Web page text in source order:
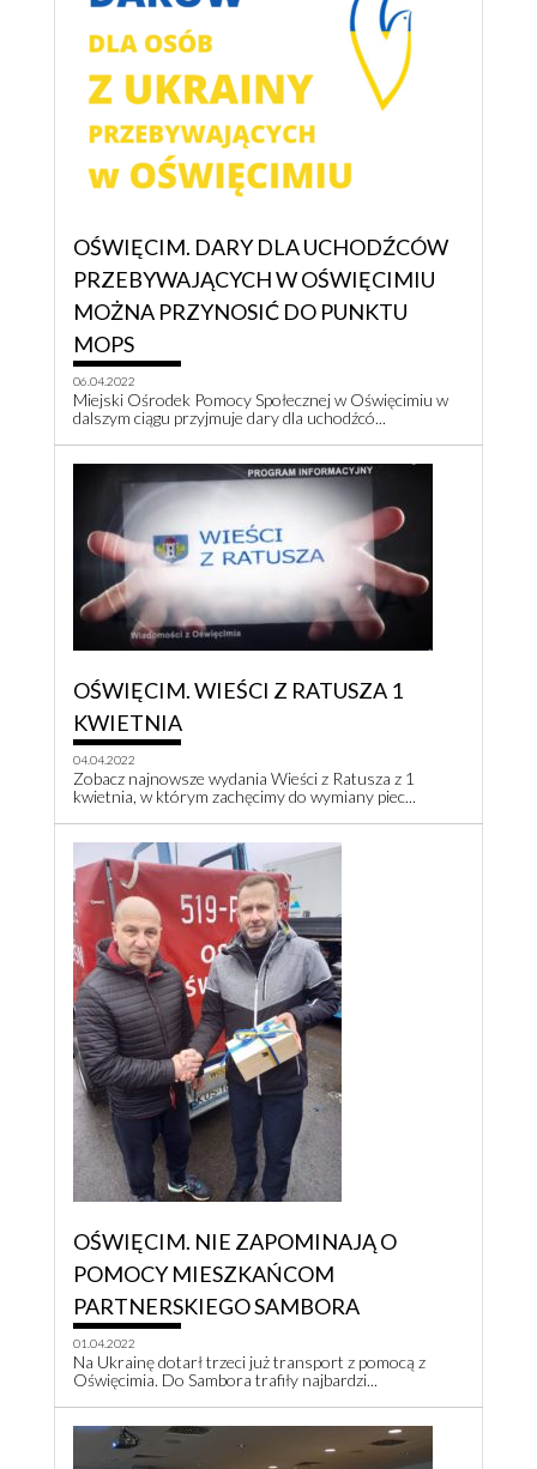
OŚWIĘCIM. DARY DLA UCHODŹCÓW
PRZEBYWAJĄCYCH W OŚWIĘCIMIU
MOŻNA PRZYNOSIĆ DO PUNKTU
MOPS
06.04.2022
Miejski Ośrodek Pomocy Społecznej w Oświęcimiu w
dalszym ciągu przyjmuje dary dla uchodźcó...
OŚWIĘCIM. WIEŚCI Z RATUSZA 1
KWIETNIA
04.04.2022
Zobacz najnowsze wydania Wieści z Ratusza z 1
kwietnia, w którym zachęcimy do wymiany piec...
OŚWIĘCIM. NIE ZAPOMINAJĄ O
POMOCY MIESZKAŃCOM
PARTNERSKIEGO SAMBORA
01.04.2022
Na Ukrainę dotarł trzeci już transport z pomocą z
Oświęcimia. Do Sambora trafiły najbardzi...